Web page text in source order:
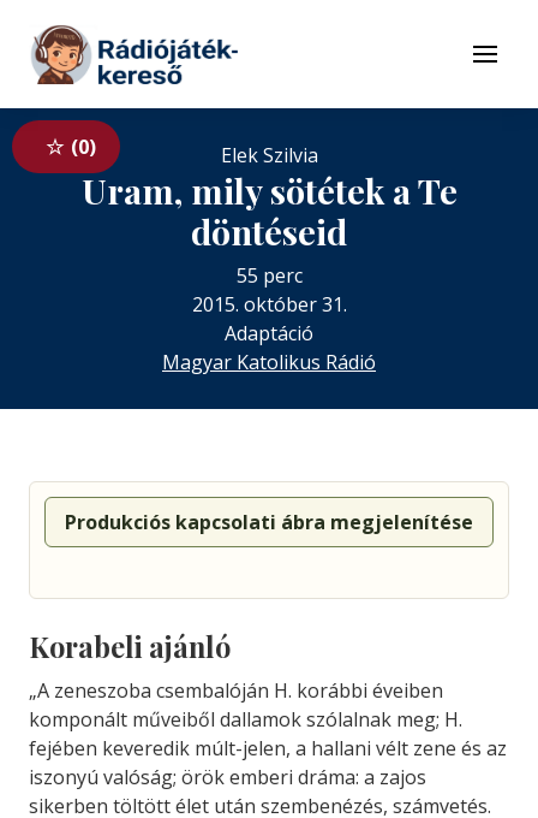
Tovább a tartalomhoz
Menü
0 Elek Szilvia
Uram, mily sötétek a Te
döntéseid
55 perc
2015. október 31.
Adaptáció
Magyar Katolikus Rádió
Produkciós kapcsolati ábra megjelenítése
Korabeli ajánló
„A zeneszoba csembalóján H. korábbi éveiben
komponált műveiből dallamok szólalnak meg; H.
fejében keveredik múlt-jelen, a hallani vélt zene és az
iszonyú valóság; örök emberi dráma: a zajos
sikerben töltött élet után szembenézés, számvetés.